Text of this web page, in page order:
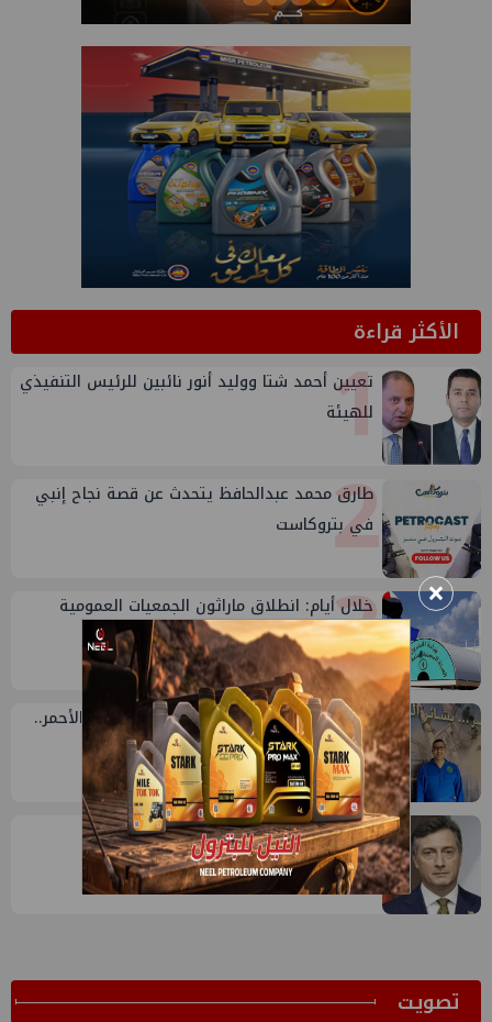
الأكثر قراءة1
تعيين أحمد شتا ووليد أنور نائبين للرئيس التنفيذي
للهيئة
2
طارق محمد عبدالحافظ يتحدث عن قصة نجاح إنبي
في بتروكاست
3
خلال أيام: انطلاق ماراثون الجمعيات العمومية
لشركات قطاع البترول
4
محمد رضوان: من المتوسط للصعيد والبحر الأحمر..
18 عام من الاستكشاف
5
إيني تعين مديراً جديد لها في مصر
ﺗﺼﻮﻳﺖ
×